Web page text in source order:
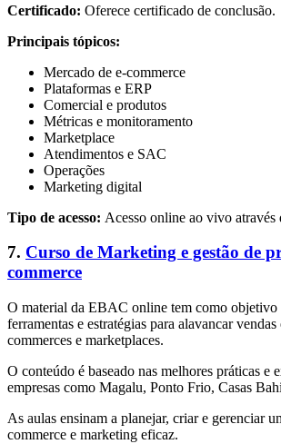
Certificado: Oferece certificado de conclusão.
Principais tópicos:
Mercado de e-commerce
Plataformas e ERP
Comercial e produtos
Métricas e monitoramento
Marketplace
Atendimentos e SAC
Operações
Marketing digital
Tipo de acesso: Acesso online ao vivo
7. Curso de Marketing e gestão de
commerce
O material da EBAC online tem como objetivo
ferramentas e estratégias para alavancar vendas
commerces e marketplaces.
O conteúdo é baseado nas melhores práticas e
empresas como Magalu, Ponto Frio, Casas
As aulas ensinam a planejar, criar e gerenciar
commerce e marketing eficaz.